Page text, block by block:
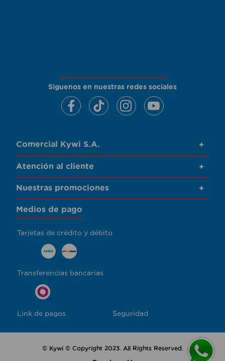
Siguenos en nuestras redes sociales
Comercial Kywi S.A. +
Atención al cliente +
Nuestras promociones +
Medios de pago
Tarjetas de crédito y débito
Transferencias bancarias
Link de pagos Seguridad
© Kywi © Copyright 2023. All Rights Reserved.